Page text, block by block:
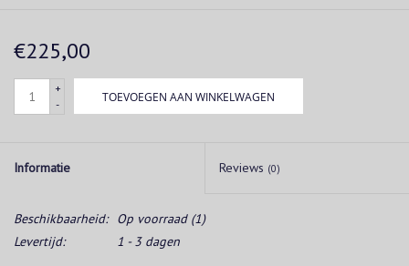
€225,00
+
-
TOEVOEGEN AAN WINKELWAGEN
Informatie Reviews (0)
Beschikbaarheid: Op voorraad(1)
Levertijd:
1 - 3 dagen